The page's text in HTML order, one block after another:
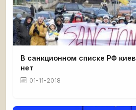
В санкционном списке РФ
нет
01-11-2018